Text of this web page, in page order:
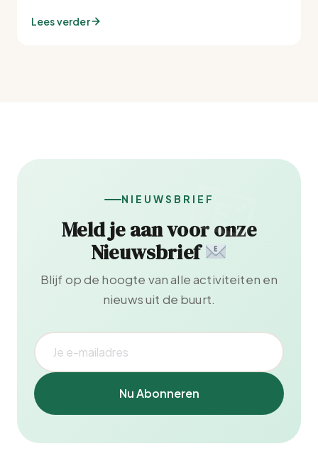
Lees verder
NIEUWSBRIEF
Meld je aan voor onze
Nieuwsbrief
Blijf op de hoogte van alle activiteiten en
nieuws uit de buurt.
Nu Abonneren